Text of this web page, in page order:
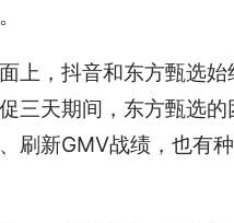
上，抖音和东方甄选始
三天期间，东方甄选
刷新GMV战绩，也有